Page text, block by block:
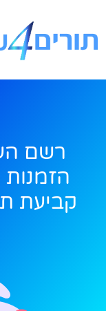
רשם
הזמנות
קביעת